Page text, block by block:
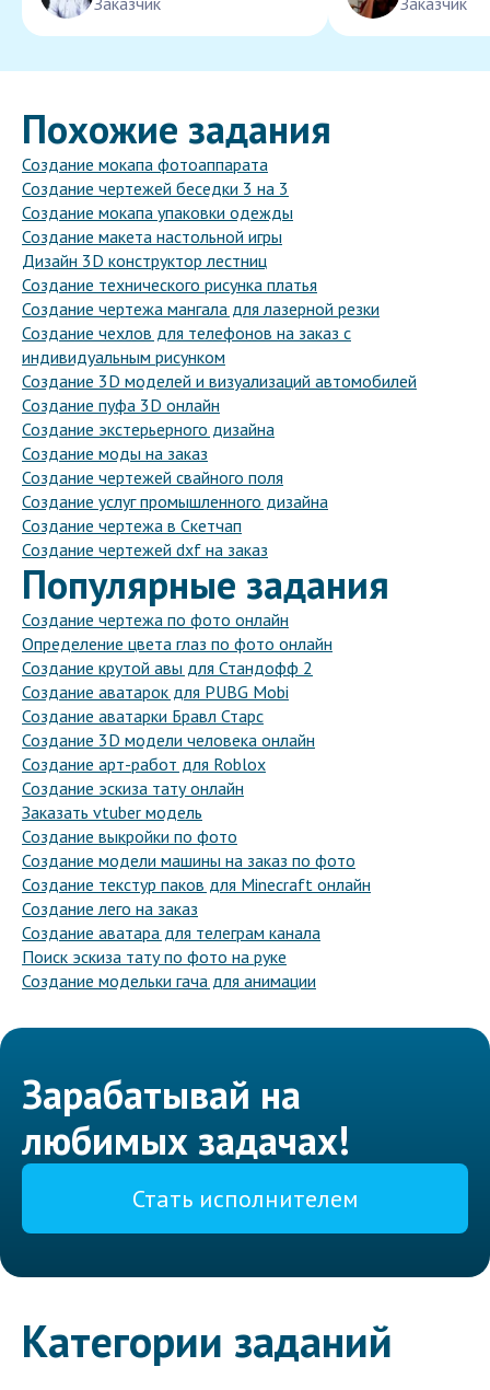
Похожие задания
Создание мокапа фотоаппарата
Создание чертежей беседки 3 на 3
Создание мокапа упаковки одежды
Создание макета настольной игры
Дизайн 3D конструктор лестниц
Создание технического рисунка платья
Создание чертежа мангала для лазерной резки
Создание чехлов для телефонов на заказ с
индивидуальным рисунком
Создание 3D моделей и визуализаций автомобилей
Создание пуфа 3D онлайн
Создание экстерьерного дизайна
Создание моды на заказ
Создание чертежей свайного поля
Создание услуг промышленного дизайна
Создание чертежа в Скетчап
Создание чертежей dxf на заказ
Популярные задания
Создание чертежа по фото онлайн
Определение цвета глаз по фото онлайн
Создание крутой авы для Стандофф 2
Создание аватарок для PUBG Mobi
Создание аватарки Бравл Старс
Создание 3D модели человека онлайн
Создание арт-работ для Roblox
Создание эскиза тату онлайн
Заказать vtuber модель
Создание выкройки по фото
Создание модели машины на заказ по фото
Создание текстур паков для Minecraft онлайн
Создание лего на заказ
Создание аватара для телеграм канала
Поиск эскиза тату по фото на руке
Создание модельки гача для анимации
Зарабатывай на
любимых задачах!
Стать исполнителем
Категории заданий